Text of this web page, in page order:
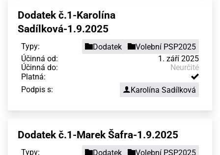
Dodatek č.1-Karolína
Sadílková-1.9.2025
Typy: Dodatek
Volební PSP2025
Účinná od:
1. září 2025
Účinná do:
Neurčité
Platná:
Podpis s:
Karolína Sadílková
Dodatek č.1-Marek Šafra-1.9.2025
Typy: Dodatek
Volební PSP2025